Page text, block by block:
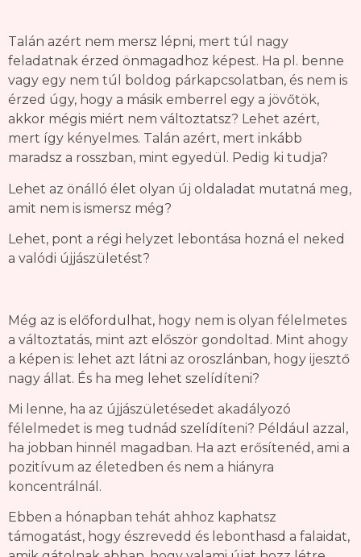
Talán azért nem mersz lépni, mert túl nagy
feladatnak érzed önmagadhoz képest. Ha pl. benne
vagy egy nem túl boldog párkapcsolatban, és nem is
érzed úgy, hogy a másik emberrel egy a jövőtök,
akkor mégis miért nem változtatsz? Lehet azért,
mert így kényelmes. Talán azért, mert inkább
maradsz a rosszban, mint egyedül. Pedig ki tudja?
Lehet az önálló élet olyan új oldaladat mutatná meg,
amit nem is ismersz még?
Lehet, pont a régi helyzet lebontása hozná el neked
a valódi újjászületést?
Még az is előfordulhat, hogy nem is olyan félelmetes
a változtatás, mint azt először gondoltad. Mint ahogy
a képen is: lehet azt látni az oroszlánban, hogy ijesztő
nagy állat. És ha meg lehet szelídíteni?
Mi lenne, ha az újjászületésedet akadályozó
félelmedet is meg tudnád szelídíteni? Például azzal,
ha jobban hinnél magadban. Ha azt erősítenéd, ami a
pozitívum az életedben és nem a hiányra
koncentrálnál.
Ebben a hónapban tehát ahhoz kaphatsz
támogatást, hogy észrevedd és lebonthasd a falaidat,